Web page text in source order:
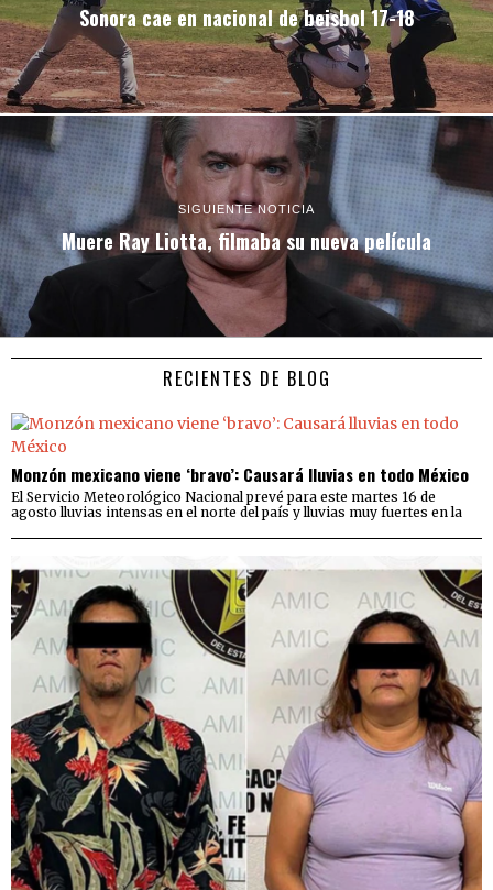
Sonora cae en nacional de beisbol 17-18
SIGUIENTE NOTICIA
Muere Ray Liotta, filmaba su nueva película
RECIENTES DE BLOG
Monzón mexicano viene ‘bravo’: Causará lluvias en todo México
El Servicio Meteorológico Nacional prevé para este martes 16 de
agosto lluvias intensas en el norte del país y lluvias muy fuertes en la